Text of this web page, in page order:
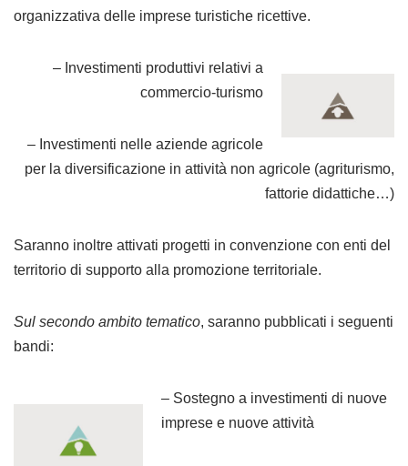
organizzativa delle imprese turistiche ricettive.
– Investimenti produttivi relativi a
commercio-turismo
– Investimenti nelle aziende agricole
per la diversificazione in attività non agricole (agriturismo,
fattorie didattiche…)
Saranno inoltre attivati progetti in convenzione con enti del
territorio di supporto alla promozione territoriale.
Sul secondo ambito tematico, saranno pubblicati i seguenti
bandi:
– Sostegno a investimenti di nuove
imprese e nuove attività